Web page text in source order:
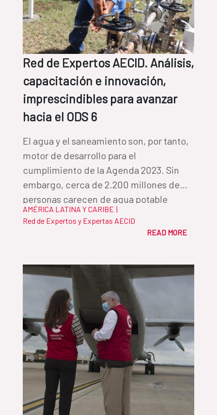
Red de Expertos AECID. Análisis,
capacitación e innovación,
imprescindibles para avanzar
hacia el ODS 6
El agua y el saneamiento son, por tanto,
motor de desarrollo para el
cumplimiento de la Agenda 2023. Sin
embargo, cerca de 2.200 millones de
personas carecen de agua potable
gestionada de forma segura y 3.500
millones no disponen de saneamiento
Cooperación para Agua y Saneamiento
AMÉRICA LATINA Y CARIBE |
Red de Expertos y Expertas AECID
READ MORE